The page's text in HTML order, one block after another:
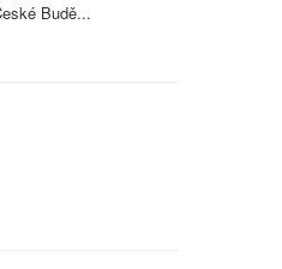
Budě...